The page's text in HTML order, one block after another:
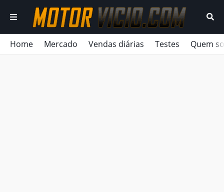
Home Mercado Vendas diárias Testes Quem